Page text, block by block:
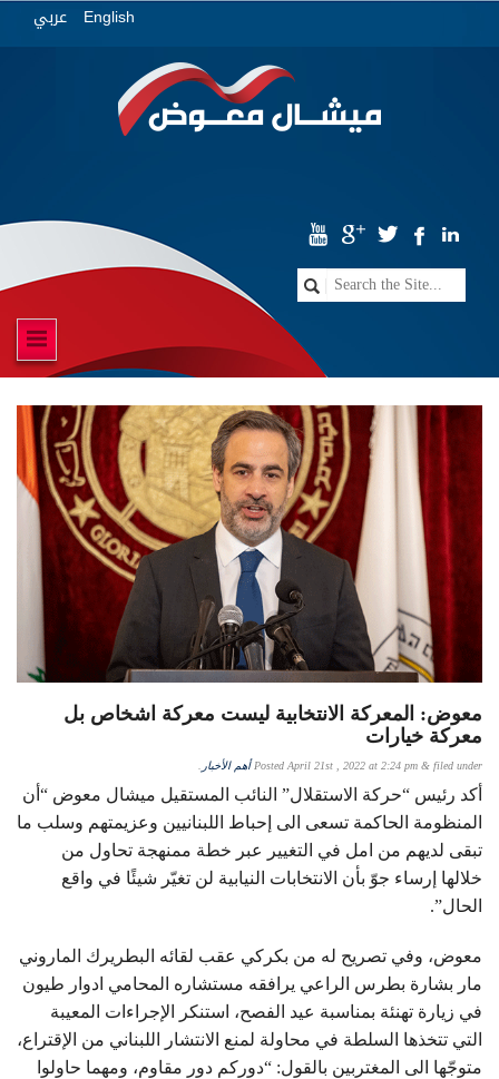
عربي English
معوض: المعركة الانتخابية ليست معركة اشخاص بل
معركة خيارات
Posted April 21st , 2022 at 2:24 pm & filed under أهم الأخبار
أكد رئيس “حركة الاستقلال” النائب المستقيل ميشال معوض “أن
المنظومة الحاكمة تسعى الى إحباط اللبنانيين وعزيمتهم وسلب ما
تبقى لديهم من امل في التغيير عبر خطة ممنهجة تحاول من
خلالها إرساء جوّ بأن الانتخابات النيابية لن تغيّر شيئًا في واقع
الحال”.
معوض، وفي تصريح له من بكركي عقب لقائه البطريرك الماروني
مار بشارة بطرس الراعي يرافقه مستشاره المحامي ادوار طيون
في زيارة تهنئة بمناسبة عيد الفصح، استنكر الإجراءات المعيبة
التي تتخذها السلطة في محاولة لمنع الانتشار اللبناني من الإقتراع،
متوجّها الى المغتربين بالقول: “دوركم دور مقاوم، ومهما حاولوا